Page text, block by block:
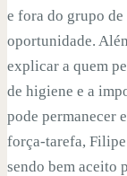
e fora do grupo
oportunidade.
explicar a quem
de higiene e a
pode permanecer
força-tarefa, Filipe
sendo bem aceito